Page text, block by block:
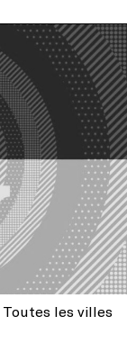
Toutes les villes